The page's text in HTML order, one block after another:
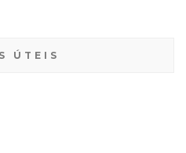
ÚTEIS